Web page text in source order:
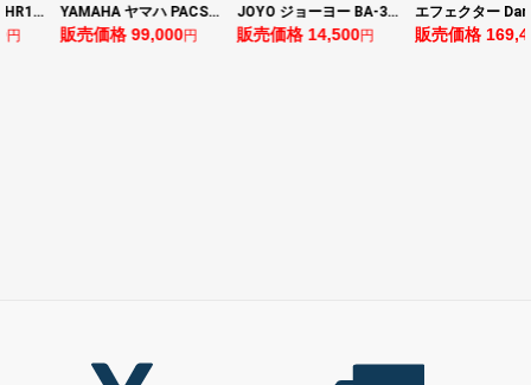
YAMAHA ヤマハ PACS+12 ASP Pacifica Standard Plus パシフィカスタンダードプラス エレキギター
販売価格 99,000円
JOYO ジョーヨー BA-30 VIBE CUBE BLK 30W 小型ベースアンプ Bluetooth+OTGオーディオI/F搭載
販売価格 14,500円
エフェクター Darkglass Electronics Anagram ベースエフェクター プリアンプ ダークグラス アナグラム
販売価格 169,400円